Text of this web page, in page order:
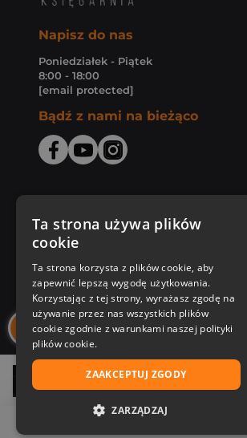
34,75 zł
Napisz do nas
Poniedziałek - Piątek
8:00 - 18:00
[email protected]
Bądź z nami na bieżąco
Zakupy u nas
Nasza oferta
Nasi autorzy
Ta strona używa plików
cookie
Ta strona korzysta z plików cookie, aby
zapewnić lepszą wygodę użytkowania.
Korzystając z tej strony, wyrażasz zgodę na
używanie przez nas wszystkich plików
cookie zgodnie z warunkami naszej polityki
plików cookie.
ZAAKCEPTUJ ZGODY
ZARZĄDZAJ